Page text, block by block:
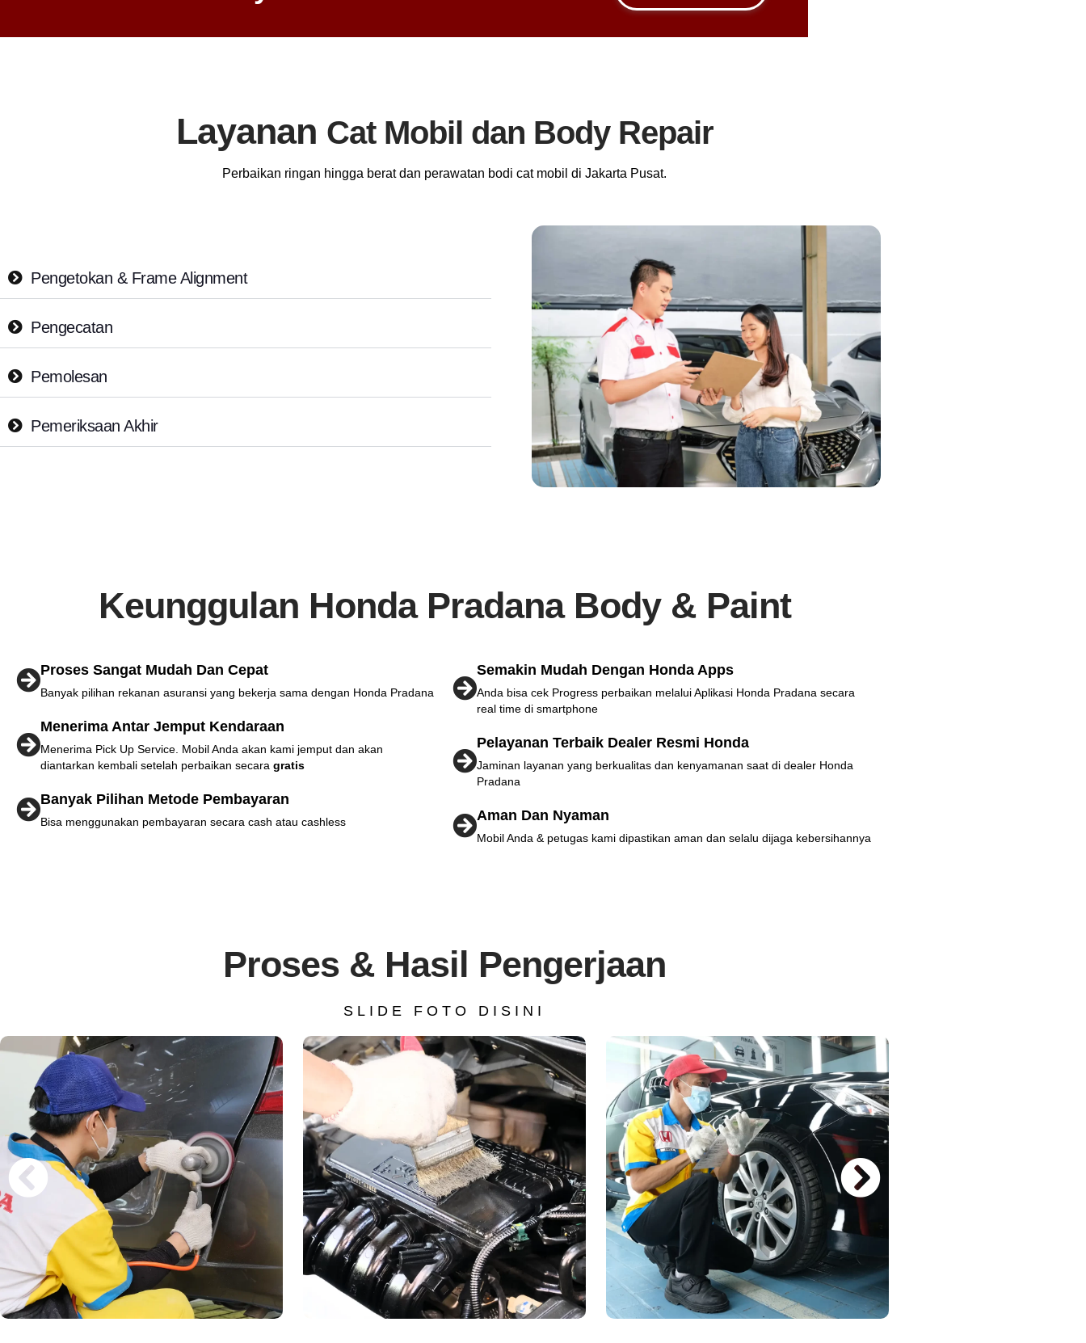
Layanan Cat Mobil dan Body Repair
Perbaikan ringan hingga berat dan perawatan bodi cat mobil di Jakarta Pusat.
Pengetokan & Frame Alignment
Pengecatan
Pemolesan
Pemeriksaan Akhir
Keunggulan Honda Pradana Body & Paint
Proses Sangat Mudah Dan Cepat
Banyak pilihan rekanan asuransi yang bekerja sama dengan Honda Pradana
Menerima Antar Jemput Kendaraan
Menerima Pick Up Service. Mobil Anda akan kami jemput dan akan
diantarkan kembali setelah perbaikan secara gratis
Banyak Pilihan Metode Pembayaran
Bisa menggunakan pembayaran secara cash atau cashless
Semakin Mudah Dengan Honda Apps
Anda bisa cek Progress perbaikan melalui Aplikasi Honda Pradana secara
real time di smartphone
Pelayanan Terbaik Dealer Resmi Honda
Jaminan layanan yang berkualitas dan kenyamanan saat di dealer Honda
Pradana
Aman Dan Nyaman
Mobil Anda & petugas kami dipastikan aman dan selalu dijaga kebersihannya
Proses & Hasil Pengerjaan
SLIDE FOTO DISINI